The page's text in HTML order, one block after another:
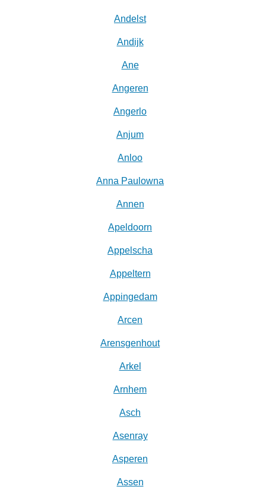
Andelst
Andijk
Ane
Angeren
Angerlo
Anjum
Anloo
Anna Paulowna
Annen
Apeldoorn
Appelscha
Appeltern
Appingedam
Arcen
Arensgenhout
Arkel
Arnhem
Asch
Asenray
Asperen
Assen